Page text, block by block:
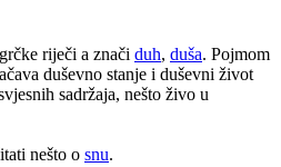
riječi a znači duh, duša. Pojmom
duševno stanje i duševni život
sadržaja, nešto živo u
nešto o snu.